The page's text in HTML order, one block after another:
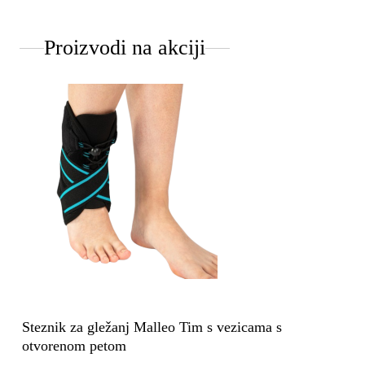
Proizvodi na akciji
Steznik za gležanj Malleo Tim s vezicama s
otvorenom petom